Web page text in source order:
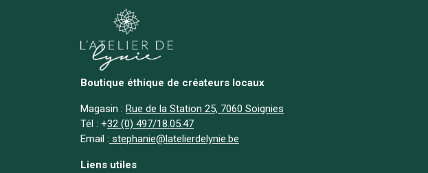
Boutique éthique de créateurs locaux
Magasin : Rue de la Station 25, 7060 Soignies
Tél : +32 (0) 497/18.05.47
Email : stephanie@latelierdelynie.be
Liens utiles